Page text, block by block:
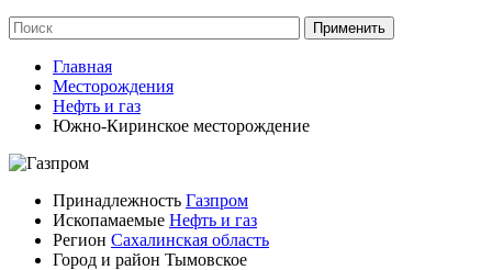
Главная
Месторождения
Нефть и газ
Южно-Киринское месторождение
Принадлежность Газпром
Ископамаемые Нефть и газ
Регион Сахалинская область
Город и район Тымовское